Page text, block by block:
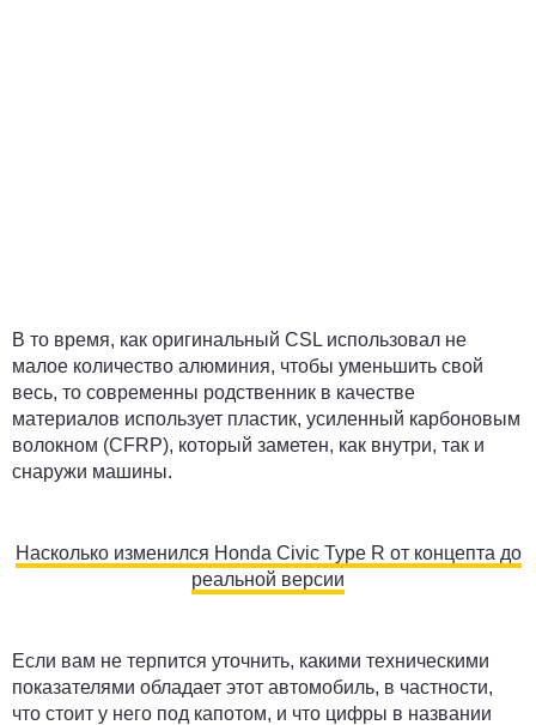
В то время, как оригинальный CSL использовал не
малое количество алюминия, чтобы уменьшить свой
весь, то современны родственник в качестве
материалов использует пластик, усиленный карбоновым
волокном (CFRP), который заметен, как внутри, так и
снаружи машины.
Насколько изменился Honda Civic Type R от концепта до
реальной версии
Если вам не терпится уточнить, какими техническими
показателями обладает этот автомобиль, в частности,
что стоит у него под капотом, и что цифры в названии